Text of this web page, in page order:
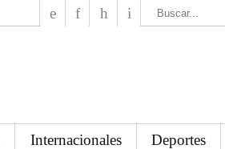
Internacionales
Deportes